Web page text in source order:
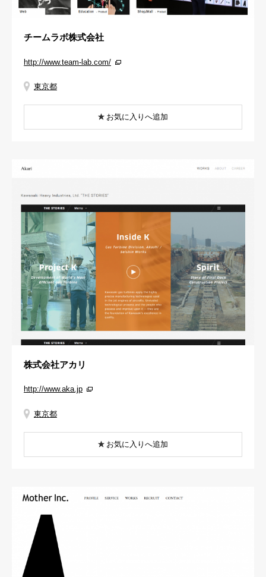
チームラボ株式会社
http://www.team-lab.com/
東京都
お気に入りへ追加
株式会社アカリ
http://www.aka.jp
東京都
お気に入りへ追加